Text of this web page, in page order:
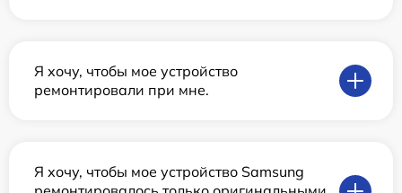
Я хочу, чтобы мое устройство
ремонтировали при мне.
Я хочу, чтобы мое устройство Samsung